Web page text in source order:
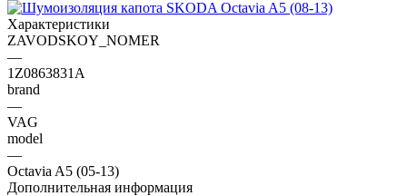
Характеристики
ZAVODSKOY_NOMER
—
1Z0863831A
brand
—
VAG
model
—
Octavia A5 (05-13)
Дополнительная информация